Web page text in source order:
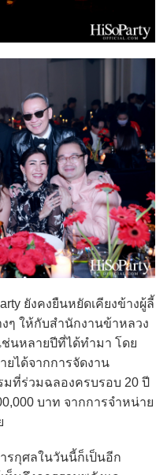
ยังคงยืนหยัดเคียงข้างผู้ลี้
ๆ ให้กับสำนักงานข้าหลวง
นหลายปีที่ได้ทำมา โดย
ยได้จากการจัดงาน
มที่ร่วมฉลองครบรอบ 20 ปี
บาท จากการจำหน่าย
กุศลในวันนี้ก็เป็นอีก